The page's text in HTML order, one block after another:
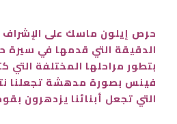
حرص إيلون ماسك على
الدقيقة التي قدمها في سيرة
بتطور مراحلها المختلفة
فينس بصورة مدهشة تجعلنا
التي تجعل أبنائنا يزدهرون